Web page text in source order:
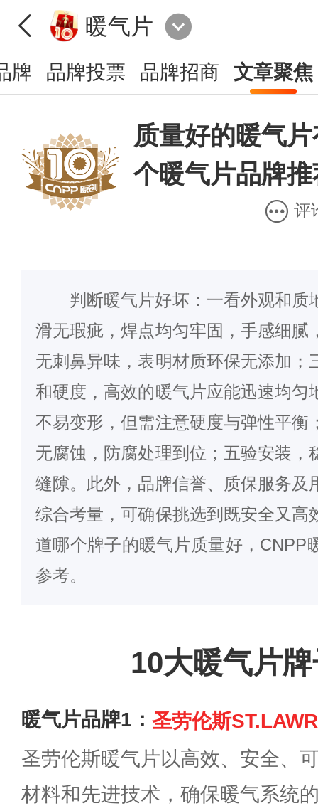
暖气片
牌 品牌投票 品牌招商 文章聚焦
质量好的暖气
个暖气片品牌
评
判断暖气片好坏：一看外观和质
滑无瑕疵，焊点均匀牢固，手感细腻
无刺鼻异味，表明材质环保无添加；
和硬度，高效的暖气片应能迅速均匀
不易变形，但需注意硬度与弹性平衡
无腐蚀，防腐处理到位；五验安装，
缝隙。此外，品牌信誉、质保服务及
综合考量，可确保挑选到既安全又高
道哪个牌子的暖气片质量好， CNPP
参考。
10大暖气片
暖气片品牌1： 圣劳伦斯
圣劳伦斯暖气片以高效、安全、
材料和先进技术，确保暖气系统